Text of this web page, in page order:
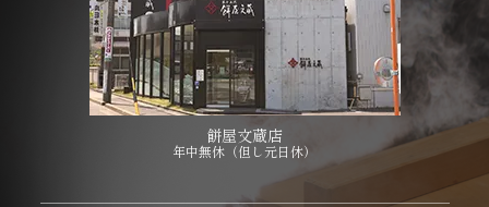
餅屋文蔵店
年中無休（但し元日休）